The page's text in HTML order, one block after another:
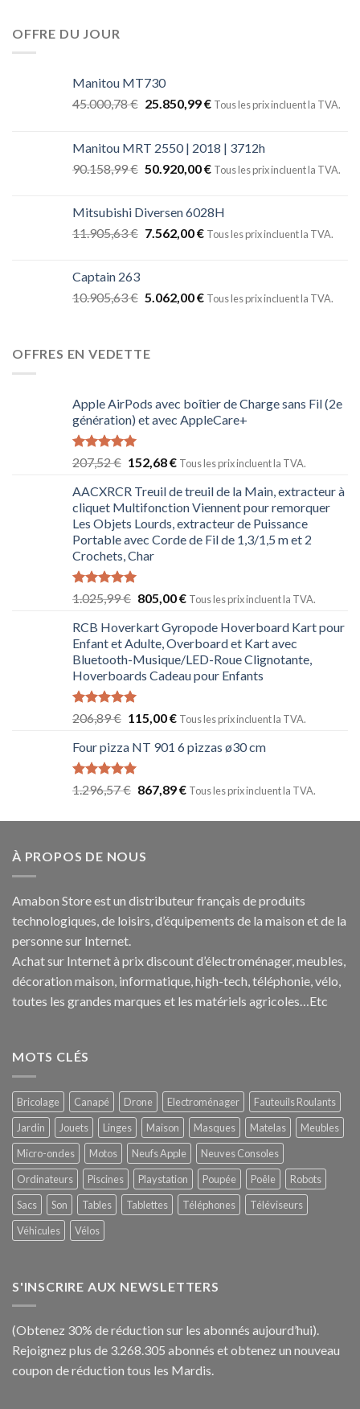
OFFRE DU JOUR
Manitou MT730
45.000,78€ 25.850,99€ Tous les prix incluent la TVA.
Manitou MRT 2550 | 2018 | 3712h
90.158,99€ 50.920,00€ Tous les prix incluent la TVA.
Mitsubishi Diversen 6028H
11.905,63€ 7.562,00€ Tous les prix incluent la TVA.
Captain 263
10.905,63€ 5.062,00€ Tous les prix incluent la TVA.
OFFRES EN VEDETTE
Apple AirPods avec boîtier de Charge sans Fil (2e
génération) et avec AppleCare+
Note5.00
sur 5
207,52€ 152,68€ Tous les prix incluent la TVA.
AACXRCR Treuil de treuil de la Main, extracteur à
cliquet Multifonction Viennent pour remorquer
Les Objets Lourds, extracteur de Puissance
Portable avec Corde de Fil de 1,3/1,5 m et 2
Crochets, Char
Note 5.00
1.025,99€ 805,00€ Tous les prix incluent la TVA.
RCB Hoverkart Gyropode Hoverboard Kart pour
Enfant et Adulte, Overboard et Kart avec
Bluetooth-Musique/LED-Roue Clignotante,
Hoverboards Cadeau pour Enfants
Note5.00
sur 5
206,89€ 115,00€ Tous les prix incluent la TVA.
Four pizza NT 901 6 pizzas ø30 cm
Note 5.00
1.296,57€ 867,89€ Tous les prix incluent la TVA.
À PROPOS DE NOUS
Amabon Store est un distributeur français de produits
technologiques, de loisirs, d’équipements de la maison et de la
personne sur Internet.
Achat sur Internet à prix discount d’électroménager, meubles,
décoration maison, informatique, high-tech , téléphonie, vélo,
toutes les grandes marques et les matériels agricoles…Etc
MOTS CLÉS
Bricolage Canapé Drone Electroménager
Fauteuils Roulants
Jardin
Jouets Linges Maison Masques Matelas
Meubles
Micro-ondes
Motos Neufs Apple
Neuves Consoles
Ordinateurs
Piscines Playstation Poupée Poêle
Robots
Sacs
Son Tables Tablettes Téléphones
Téléviseurs
Véhicules
Vélos
S'INSCRIRE AUX NEWSLETTERS
(Obtenez 30% de réduction sur les abonnés aujourd’hui).
Rejoignez plus de 3.268.305 abonnés et obtenez un nouveau
coupon de réduction tous les Mardis.